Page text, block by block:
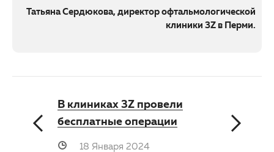
Татьяна Сердюкова, директор офтальмологической
клиники 3Z в Перми.
В клиниках 3Z провели
бесплатные операции
18 Января 2024